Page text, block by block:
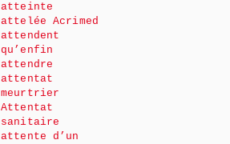
atteinte
attelée Acrimed
attendent
qu’enfin
attendre
attentat
meurtrier
Attentat
sanitaire
attente d’un